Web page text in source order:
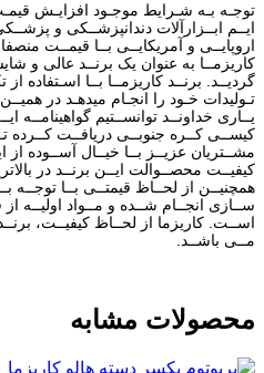
توجـه بـه شـرایط موجـود افزایـش
ایــم ابــزارآلات دندانپزشــکی و
اروپایــی و آمریکایــی بــا قیمــت
کاریزمــا به عنوان یک برنــد عالی و
گردیــد. برنــد کاریزمــا بــا اسـتفاده
تـولیدات خـود را انجـام میدهـد در
کیســی کــره جنوبــی دریافــت کــرده
مشــتریان عزیــز بــا خیــال آســوده از
کیفیــت محصــوالت ایــن برنــد در
همچنیــن از لحــاظ قیمتــی بــا
ســازی انجــام شــده و مــواد اولیــه
اســت. کاریزما از لحــاظ کیفیــت،
مــی باشــد.
محصولات مشابه